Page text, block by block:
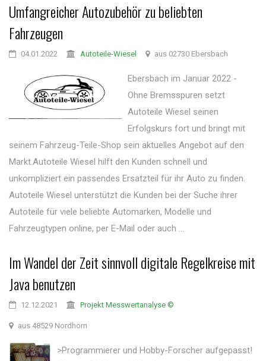
Umfangreicher Autozubehör zu beliebten
Fahrzeugen
04.01.2022 Autoteile-Wiesel aus 02730 Ebersbach
Ebersbach im Januar 2022 -
Ohne Bremsspuren setzt
Autoteile Wiesel seinen
Erfolgskurs fort und bringt mit
seinem Fahrzeug-Teile-Shop sein aktuelles Angebot auf den
Markt.Autoteile Wiesel hilft den Kunden schnell und
unkompliziert ein passendes Ersatzteil für ihr Auto zu finden.
Autoteile Wiesel unterstützt die Kunden bei der Suche ihrer
Autoteile für viele beliebte Automarken, Modelle und
Fahrzeugtypen online, per E-Mail oder auch ...
Im Wandel der Zeit sinnvoll digitale Regelkreise mit
Java benutzen
12.12.2021 Projekt Messwertanalyse ©
aus 48529 Nordhorn
>Programmierer und Hobby-Forscher aufgepasst!